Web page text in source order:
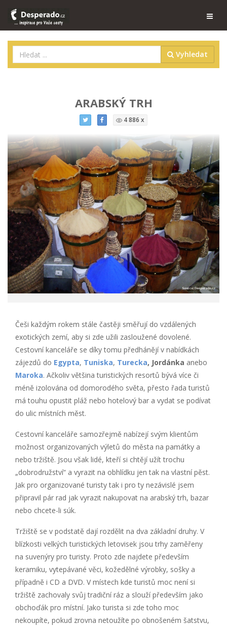
Vyhledat
ARABSKÝ TRH
4 886 x
Češi každým rokem stále častěji směřují do vzdálených
exotických zemí, aby si zde užili zasloužené dovolené.
Cestovní kanceláře se díky tomu předhánějí v nabídkách
zájezdů do Egypta, Tuniska, Turecka, Jordánka anebo
Maroka. Ačkoliv většina turistických resortů bývá více či
méně izolována od domorodého světa, přesto řada turistů
má touhu opustit pláž nebo hotelový bar a vydat se podívat
do ulic místních měst.
Cestovní kanceláře samozřejmě nabízejí svým klientům
možnost organizovaných výletů do města na památky a
nebo tržiště. Jsou však lidé, kteří si chtějí užít trochu
„dobrodružství“ a vyrazit na obhlídku jen tak na vlastní pěst.
Jak pro organizované turisty tak i pro ty nezávislé jsem
připravil pár rad jak vyrazit nakupovat na arabský trh, bazar
nebo chcete-li súk.
Tržiště se v podstatě dají rozdělit na dva základní druhy. V
blízkosti velkých turistických letovisek jsou trhy zaměřeny
na suvenýry pro turisty. Proto zde najdete především
keramiku, vytepávané věci, kožedělné výrobky, sošky a
případně i CD a DVD. V místech kde turistů moc není si
tržiště zachovaly svůj tradiční ráz a slouží především jako
obchoďák pro místní. Jako turista si zde toho moc
nekoupíte, pokud zrovna netoužíte po obnošeném šatstvu,